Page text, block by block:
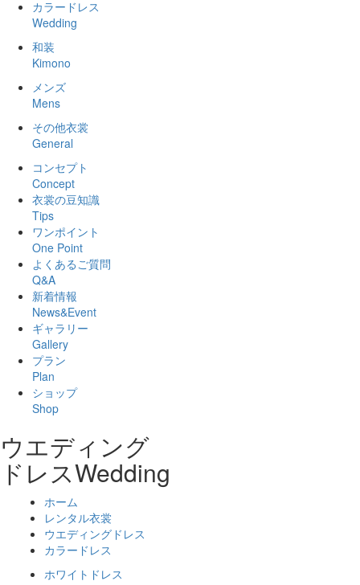
カラードレス
Wedding
和装
Kimono
メンズ
Mens
その他衣裳
General
コンセプト
Concept
衣裳の豆知識
Tips
ワンポイント
One Point
よくあるご質問
Q&A
新着情報
News&Event
ギャラリー
Gallery
プラン
Plan
ショップ
Shop
ウエディング
ドレスWedding
ホーム
レンタル衣裳
ウエディングドレス
カラードレス
ホワイトドレス